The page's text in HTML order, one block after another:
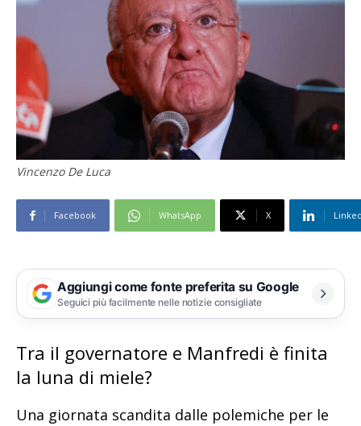
Vincenzo De Luca
Facebook WhatsApp X
Aggiungi come fonte preferita su Google
Seguici più facilmente nelle notizie consigliate
Tra il governatore e Manfredi è finita
la luna di miele?
Una giornata scandita dalle polemiche per le